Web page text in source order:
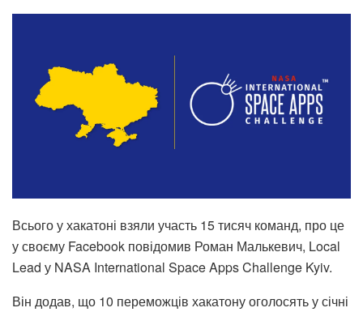
Всього у хакатоні взяли участь 15 тисяч команд, про це
у своєму Facebook повідомив Роман Малькевич, Local
Lead у NASA International Space Apps Challenge Kyiv.
Він додав, що 10 переможців хакатону оголосять у січні